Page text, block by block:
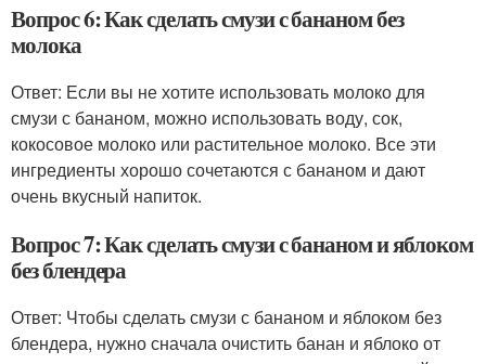
Вопрос 6: Как сделать смузи с бананом без
молока
Ответ: Если вы не хотите использовать молоко для
смузи с бананом, можно использовать воду, сок,
кокосовое молоко или растительное молоко. Все эти
ингредиенты хорошо сочетаются с бананом и дают
очень вкусный напиток.
Вопрос 7: Как сделать смузи с бананом и яблоком
без блендера
Ответ: Чтобы сделать смузи с бананом и яблоком без
блендера, нужно сначала очистить банан и яблоко от